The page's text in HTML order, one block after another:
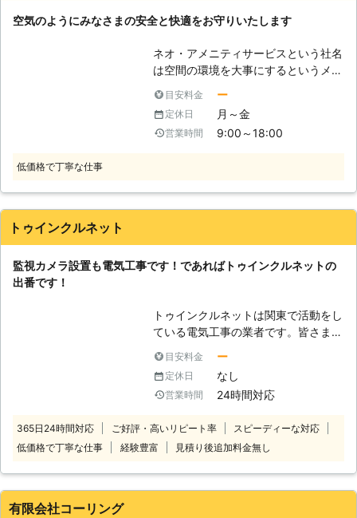
いただけます。 株式会社キャトルプ
ランはお客様がご満足いただけるよう
な施工をしたいと考えています。株式
会社キャトルプランの防犯カメラ設置
で、万引きが止まり安心してお店を経
営できる環境を手に入れてみません
か。
に設置する防犯カメラの提案です。弊
の設置方法という二通りの設置方法を
提案しています。 見せる設置という
のはあえて玄関先などの見えやすい場
所にカメラを設置することで、空き巣
犯に気付かれるようにいたします。カ
見えないような位置や角度に防犯カメ
ラを設置する方法です。計画的ないた
的な被害の犯人と特定することに向い
ています。 弊社は主に、この二つの
などご不明な点がございましたら、お
気軽にお問い合わせください。 ●安
いてから作業に入ります お客様には
こういった、不安を抱えている人はい
らっしゃらないでしょうか。 「防犯
で高い料金を請求されたら怖い」
「事前に料金をしっかり知ってから作
ことを知らずに作業を進められてしま
ったら、あとで高い金額を取られてし
空気のようにみなさまの安全と快適をお守りいたします
ネオ・アメニティサービスという社名
は空間の環境を大事にするというメッ
宅・商業施設・公共施設など地域の
様々な施設空間をより快適で安全なも
のとする総合メンテナンスの企業とし
うになりました。監視カメラを設置す
置するもの思われていますが、実はそ
れだけではありません。監視カメラを
設置することで不法侵入者を遠ざける
事ができるのです。不法侵入者が一番
気にすることは、人目につくかどうか
という事です。監視カメラが設置され
ていれば24時間不法侵入者は人目を
気にして行動しなければいけない状態
に追い込まれるのです。 【優れた監
視カメラの効果】 監視カメラの優れ
た点は防犯効果だけではなく、地域の
目安料金 ー
定休日 月～金
営業時間 9:00～18:00
低価格で丁寧な仕事
トゥインクルネット
監視カメラ設置も電気工事です！であればトゥインクルネットの
出番です！
トゥインクルネットは関東で活動をし
ている電気工事の業者です。皆さまの
ゥインクルネットにおまかせくださ
い。電気工事の確かな知識、技術を有
している私たちだからこそ対応可能な
必要になりましたら、ぜひお呼びくだ
さい。電気工事に慣れている私たちの
目安料金 ー
定休日 なし
営業時間 24時間対応
365日24時間対応 ご好評・高いリピート率
スピーディーな対応
低価格で丁寧な仕事
経験豊富 見積り後追加料金無し
有限会社コーリング